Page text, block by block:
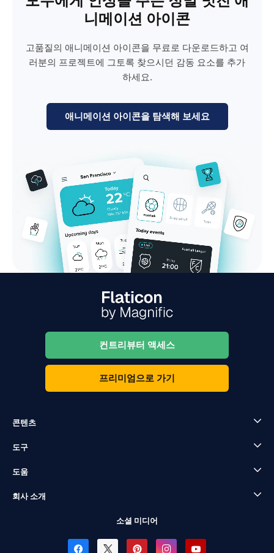
니메이션 아이콘
고품질의 애니메이션 아이콘을 무료로 다운로드하고 여
러분의 프로젝트에 그토록 찾으시던 감동 요소를 추가
하세요.
애니메이션 아이콘을 탐색해 보세요
컨트리뷰터 액세스
프리미엄으로 가기
콘텐츠
도구
도움
회사 소개
소셜 미디어